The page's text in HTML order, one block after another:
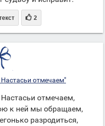
 2
отмечаем"
отмечаем,
к ней мы обращаем,
разродиться,